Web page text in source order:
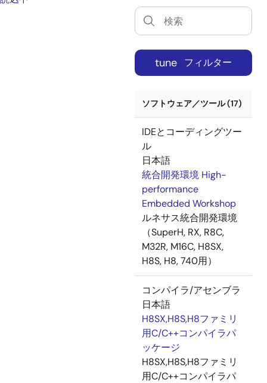
tune フィルター
ソフトウェア／ツール (17)
IDEとコーディングツー
ル
日本語
統合開発環境 High-
performance
Embedded Workshop
ルネサス統合開発環境
（SuperH, RX, R8C,
M32R, M16C, H8SX,
H8S, H8, 740用）
コンパイラ/アセンブラ
日本語
H8SX,H8S,H8ファミリ
用C/C++コンパイラパ
ッケージ
H8SX,H8S,H8ファミリ
用C/C++コンパイラパ